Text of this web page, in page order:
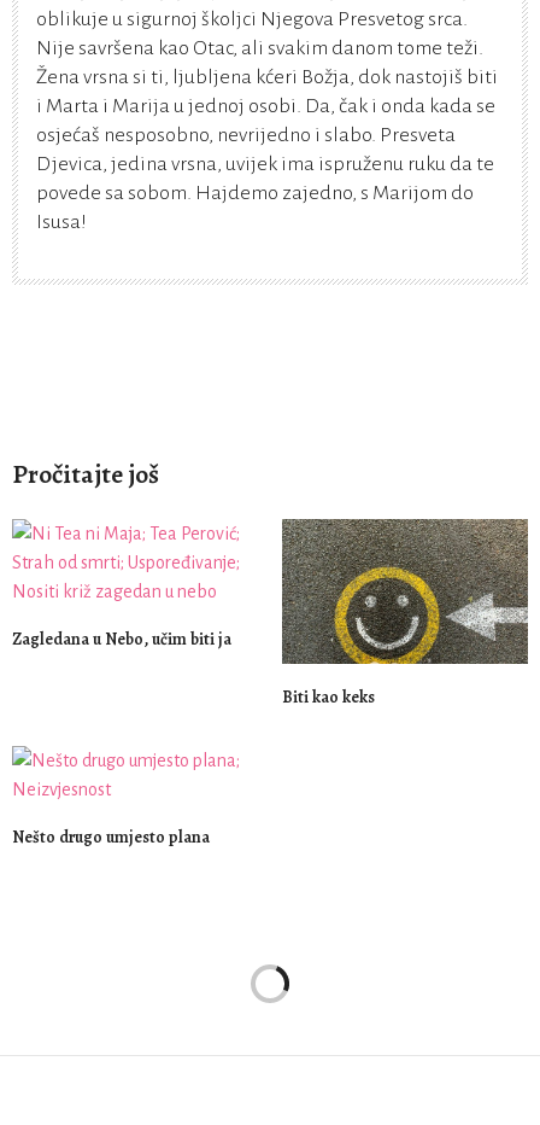
oblikuje u sigurnoj školjci Njegova Presvetog srca.
Nije savršena kao Otac, ali svakim danom tome teži.
Žena vrsna si ti, ljubljena kćeri Božja, dok nastojiš biti
i Marta i Marija u jednoj osobi. Da, čak i onda kada se
osjećaš nesposobno, nevrijedno i slabo. Presveta
Djevica, jedina vrsna, uvijek ima ispruženu ruku da te
povede sa sobom. Hajdemo zajedno, s Marijom do
Isusa!
Pročitajte još
Zagledana u Nebo, učim biti ja
Biti kao keks
Nešto drugo umjesto plana